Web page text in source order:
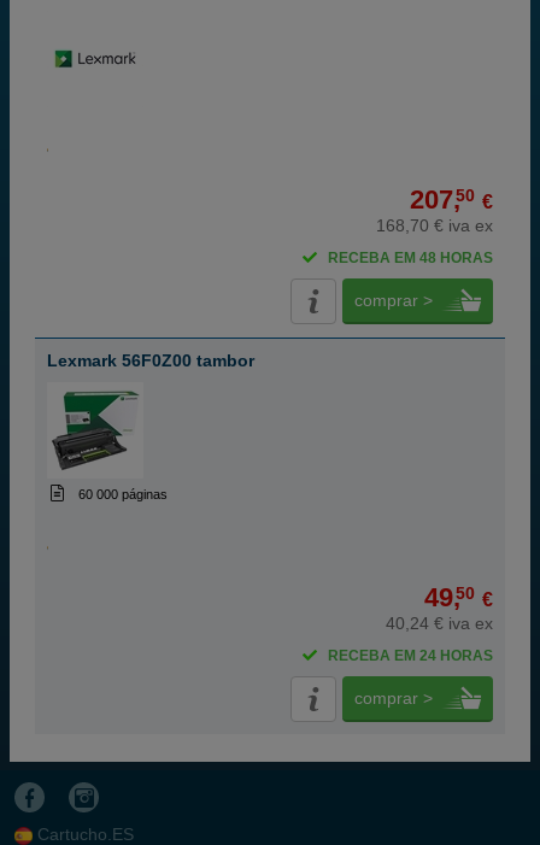
207,50 €
168,70 € iva ex
RECEBA EM 48 HORAS
comprar >
Lexmark 56F0Z00 tambor
60 000 páginas
49,50 €
40,24 € iva ex
RECEBA EM 24 HORAS
comprar >
Cartucho.ES